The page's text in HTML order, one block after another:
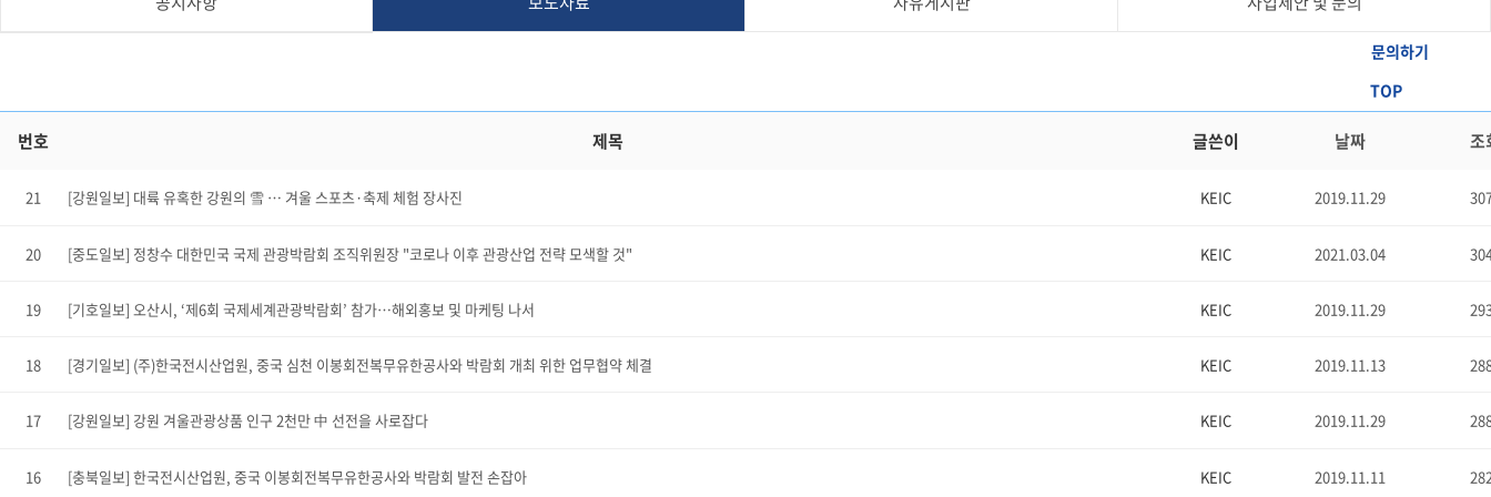
문의하기
TOP
번호 제목 글쓴이 날짜 조
21 [강원일보] 대륙 유혹한 강원의 雪 … 겨울 스포츠·축제 체험 장사진 KEIC 2019.11.29
20 [중도일보] 정창수 대한민국 국제 관광박람회 조직위원장 "코로나 이후 관광산업 전략 모색할 것" KEIC 2021.03.04
19 [기호일보] 오산시, ‘제6회 국제세계관광박람회’ 참가…해외홍보 및 마케팅 나서 KEIC 2019.11.29
18 [경기일보] (주)한국전시산업원, 중국 심천 이봉회전복무유한공사와 박람회 개최 위한 업무협약 체결 KEIC 2019.11.13
17 [강원일보] 강원 겨울관광상품 인구 2천만 中 선전을 사로잡다 KEIC 2019.11.29
16 [충북일보] 한국전시산업원, 중국 이봉회전복무유한공사와 박람회 발전 손잡아 KEIC 2019.11.11